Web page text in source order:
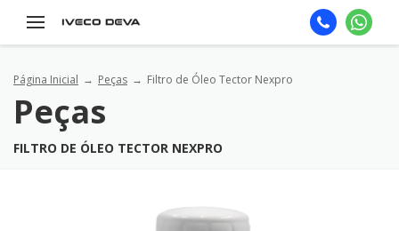
Página Inicial Peças Filtro de Óleo Tector Nexpro
Peças
FILTRO DE ÓLEO TECTOR NEXPRO